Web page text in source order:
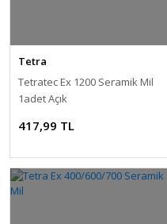
Tetra
Tetratec Ex 1200 Seramik Mil
1adet Açık
417,99 TL